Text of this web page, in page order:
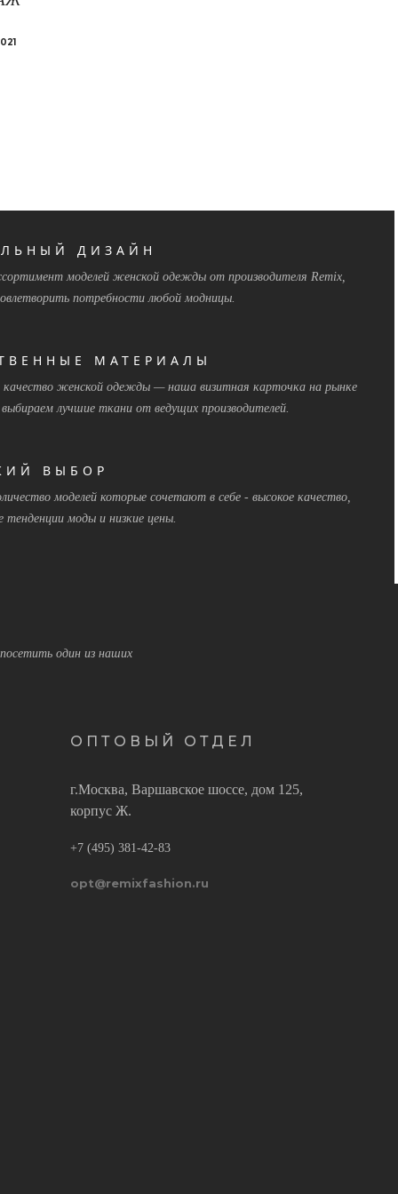
ДИЗАЙН
моделей женской одежды от производителя Remix,
потребности любой модницы.
МАТЕРИАЛЫ
качество женской одежды — наша визитная карточка на рынке
лучшие ткани от ведущих производителей.
ВЫБОР
моделей которые сочетают в себе - высокое качество,
тенденции моды и низкие цены.
один из наших
ОПТОВЫЙ ОТДЕЛ
г.Москва, Варшавское шоссе, дом 125,
корпус Ж.
+7 (495) 381-42-83
opt@remixfashion.ru